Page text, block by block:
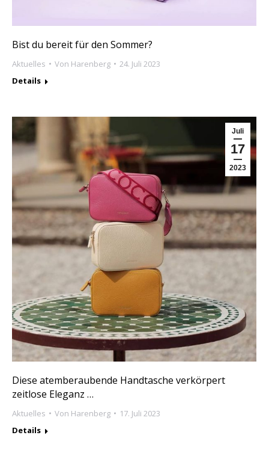
Bist du bereit für den Sommer?
Aktuelles Von Harenberg
24. Juli 2023
Details
Juli
17
2023
Diese atemberaubende Handtasche verkörpert
zeitlose Eleganz …
Aktuelles Von Harenberg
17. Juli 2023
Details